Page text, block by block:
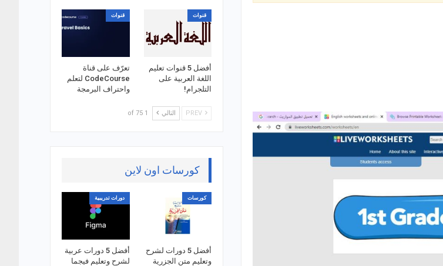
قنوات
أفضل 5 قنوات تعليم
اللغة العربية على
التلجرام!
قنوات
تعرّف على قناة
CodeCourse لتعلم
واحتراف البرمجة
التالي 1 of 75
كورسات اون لاين
كورسات
أفضل 5 دورات لشرح
وتعليم متن الجزرية
دورات تدريبية
أفضل 5 دورات عربية
لشرح وتعليم فيجما